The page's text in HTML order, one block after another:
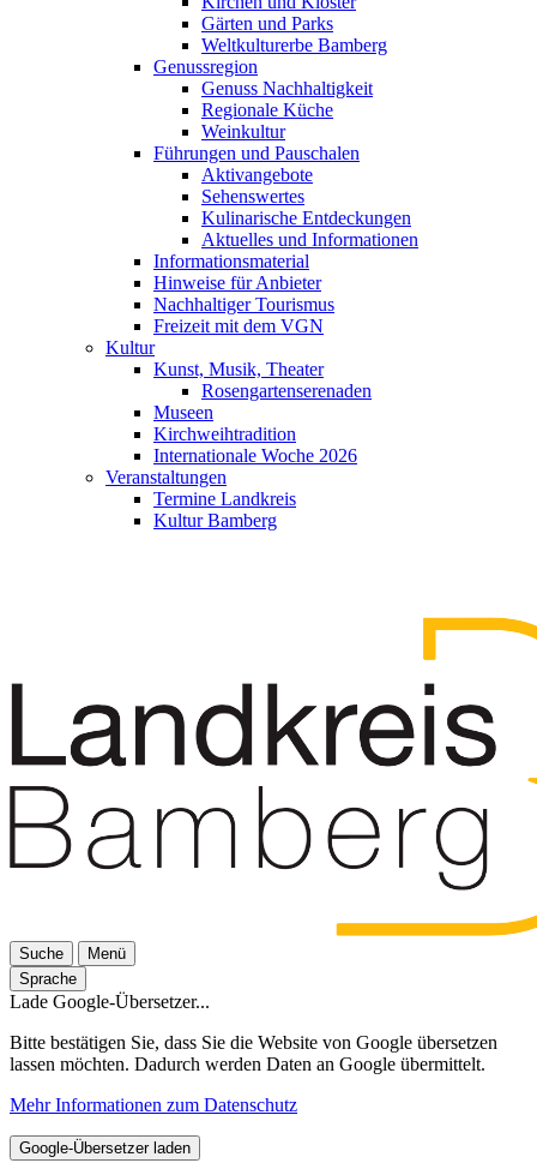
Gärten und Parks
Weltkulturerbe Bamberg
Genussregion
Genuss Nachhaltigkeit
Regionale Küche
Weinkultur
Führungen und Pauschalen
Aktivangebote
Sehenswertes
Kulinarische Entdeckungen
Aktuelles und Informationen
Informationsmaterial
Hinweise für Anbieter
Nachhaltiger Tourismus
Freizeit mit dem VGN
Kultur
Kunst, Musik, Theater
Rosengartenserenaden
Museen
Kirchweihtradition
Internationale Woche 2026
Veranstaltungen
Termine Landkreis
Kultur Bamberg
Suche
Menü
Sprache
Lade Google-Übersetzer...
Bitte bestätigen Sie, dass Sie die Website von Google übersetzen
lassen möchten. Dadurch werden Daten an Google übermittelt.
Mehr Informationen zum Datenschutz
Google-Übersetzer laden